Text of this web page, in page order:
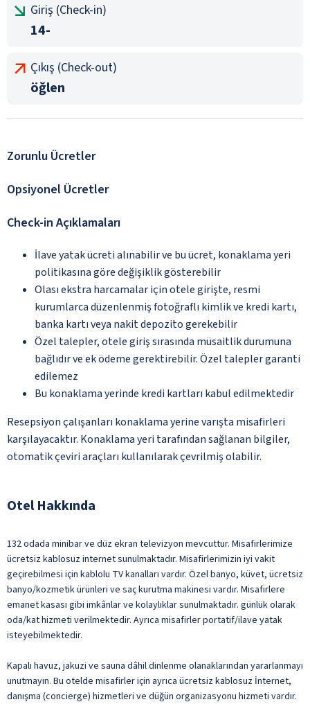
Giriş (Check-in)
14-
Çıkış (Check-out)
öğlen
Zorunlu Ücretler
Opsiyonel Ücretler
Check-in Açıklamaları
İlave yatak ücreti alınabilir ve bu ücret, konaklama yeri
politikasına göre değişiklik gösterebilir
Olası ekstra harcamalar için otele girişte, resmi
kurumlarca düzenlenmiş fotoğraflı kimlik ve kredi kartı,
banka kartı veya nakit depozito gerekebilir
Özel talepler, otele giriş sırasında müsaitlik durumuna
bağlıdır ve ek ödeme gerektirebilir. Özel talepler garanti
edilemez
Bu konaklama yerinde kredi kartları kabul edilmektedir
Resepsiyon çalışanları konaklama yerine varışta misafirleri
karşılayacaktır. Konaklama yeri tarafından sağlanan bilgiler,
otomatik çeviri araçları kullanılarak çevrilmiş olabilir.
Otel Hakkında
132 odada minibar ve düz ekran televizyon mevcuttur. Misafirlerimize
ücretsiz kablosuz internet sunulmaktadır. Misafirlerimizin iyi vakit
geçirebilmesi için kablolu TV kanalları vardır. Özel banyo, küvet, ücretsiz
banyo/kozmetik ürünleri ve saç kurutma makinesi vardır. Misafirlere
emanet kasası gibi imkânlar ve kolaylıklar sunulmaktadır. günlük olarak
oda/kat hizmeti verilmektedir. Ayrıca misafirler portatif/ilave yatak
isteyebilmektedir.
Kapalı havuz, jakuzi ve sauna dâhil dinlenme olanaklarından yararlanmayı
unutmayın. Bu otelde misafirler için ayrıca ücretsiz kablosuz İnternet,
danışma (concierge) hizmetleri ve düğün organizasyonu hizmeti vardır.